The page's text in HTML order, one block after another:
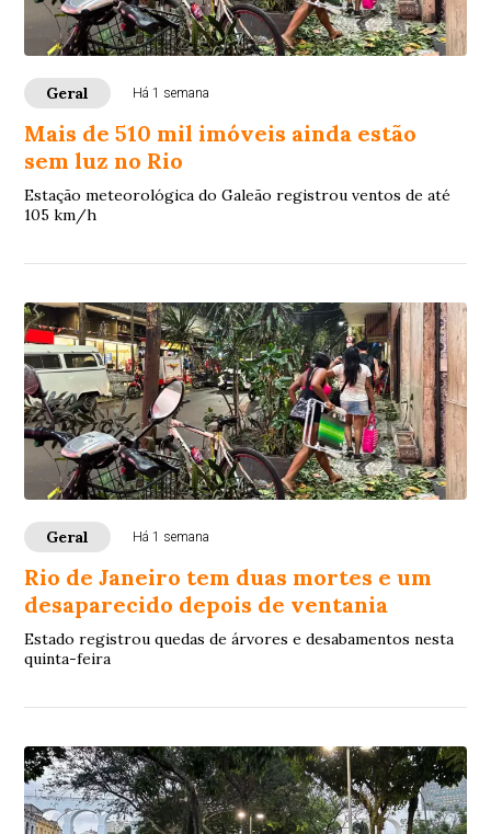
Geral Há 1 semana
Mais de 510 mil imóveis ainda estão
sem luz no Rio
Estação meteorológica do Galeão registrou ventos de até
105 km/h
Geral Há 1 semana
Rio de Janeiro tem duas mortes e um
desaparecido depois de ventania
Estado registrou quedas de árvores e desabamentos nesta
quinta-feira